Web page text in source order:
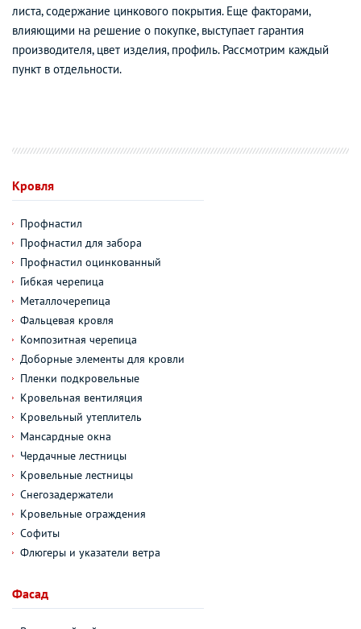
листа, содержание цинкового покрытия. Еще факторами,
влияющими на решение о покупке, выступает гарантия
производителя, цвет изделия, профиль. Рассмотрим каждый
пункт в отдельности.
Кровля
Профнастил
Профнастил для забора
Профнастил оцинкованный
Гибкая черепица
Металлочерепица
Фальцевая кровля
Композитная черепица
Доборные элементы для кровли
Пленки подкровельные
Кровельная вентиляция
Кровельный утеплитель
Мансардные окна
Чердачные лестницы
Кровельные лестницы
Снегозадержатели
Кровельные ограждения
Софиты
Флюгеры и указатели ветра
Фасад